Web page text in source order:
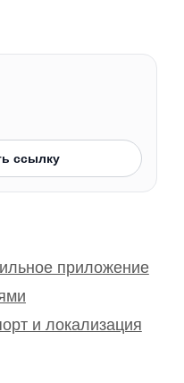
ссылку
приложение
и локализация